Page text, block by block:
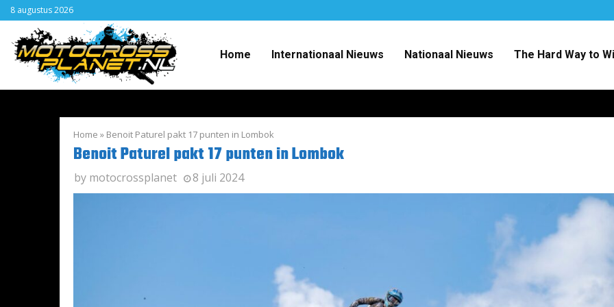
8 augustus 2026
Home Internationaal Nieuws Nationaal Nieuws The Hard Way to
Home » Benoit Paturel pakt 17 punten in Lombok
Benoit Paturel pakt 17 punten in Lombok
by motocrossplanet 8 juli 2024